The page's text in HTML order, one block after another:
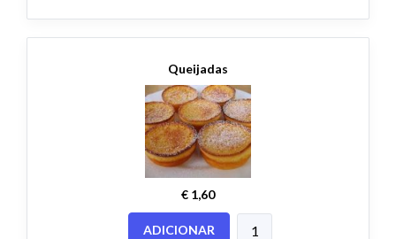
Queijadas
€ 1,60
ADICIONAR